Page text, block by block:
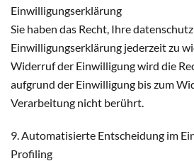
Einwilligungserklärung
Sie haben das Recht, Ihre
Einwilligungserklärung jederzeit zu
Widerruf der Einwilligung wird die
aufgrund der Einwilligung bis zum
Verarbeitung nicht berührt.
9. Automatisierte Entscheidung im
Profiling